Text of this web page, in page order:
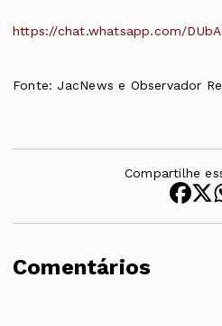
https://chat.whatsapp.com/
Fonte: JacNews e Observador
Compartilhe
Comentários